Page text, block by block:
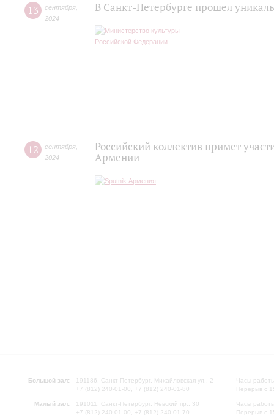
13 сентября
2024
В Санкт-Петербурге прошел
12 сентября
2024
Российский коллектив примет
Армении
Большой зал:
191186, Санкт-Петербург, Михайловская ул., 2
+7 (812) 240-01-00, +7 (812) 240-01-80
Малый зал:
191011, Санкт-Петербург, Невский пр., 30
+7 (812) 240-01-00, +7 (812) 240-01-70
Часы
Перерыв с
Часы
Перерыв с